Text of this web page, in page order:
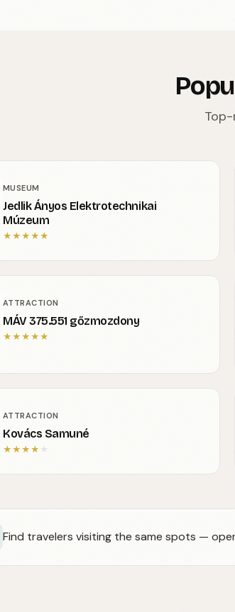
MUSEUM
Jedlik Ányos Elektrotechnikai
Múzeum
★★★★★
ATTRACTION
MÁV 375.551 gőzmozdony
★★★★★
ATTRACTION
Kovács Samuné
★★★★ ★
Find travelers visiting the same spots —